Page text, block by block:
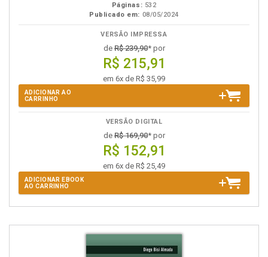
Páginas: 532
Publicado em: 08/05/2024
VERSÃO IMPRESSA
deR$ 239,90* por
R$ 215,91
em 6x de R$ 35,99
ADICIONAR AO
CARRINHO
VERSÃO DIGITAL
deR$ 169,90* por
R$ 152,91
em 6x de R$ 25,49
ADICIONAR EBOOK
AO CARRINHO